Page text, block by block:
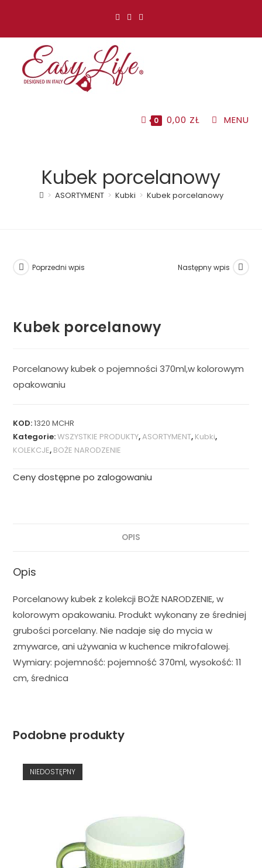
0 0,00 ZŁ MENU
Kubek porcelanowy
> ASORTYMENT > Kubki > Kubek porcelanowy
Poprzedni wpis Następny wpis
Kubek porcelanowy
Porcelanowy kubek o pojemności 370ml,w kolorowym
opakowaniu
KOD:1320 MCHR
Kategorie:WSZYSTKIE PRODUKTY,ASORTYMENT, Kubki,
KOLEKCJE, BOŻE NARODZENIE
Ceny dostępne po zalogowaniu
OPIS
Opis
Porcelanowy kubek z kolekcji BOŻE NARODZENIE, w
kolorowym opakowaniu. Produkt wykonany ze średniej
grubości porcelany. Nie nadaje się do mycia w
zmywarce, ani używania w kuchence mikrofalowej.
Wymiary: pojemność: pojemność 370ml, wysokość: 11
cm, średnica
Podobne produkty
NIEDOSTĘPNY